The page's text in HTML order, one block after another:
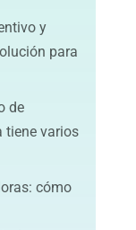
y
para
de
tiene varios
cómo